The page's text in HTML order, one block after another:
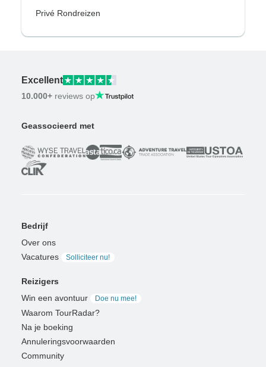
Privé Rondreizen
Excellent
10.000+ reviews op
Geassocieerd met
Bedrijf
Over ons
Vacatures
Solliciteer nu!
Reizigers
Win een avontuur
Doe nu mee!
Waarom TourRadar?
Na je boeking
Annuleringsvoorwaarden
Community